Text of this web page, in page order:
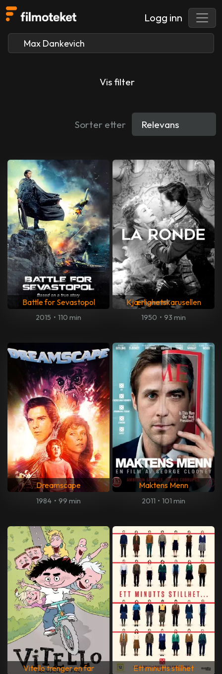
Logg inn
Vis filter
Sorter etter
Battle for Sevastopol
2015 • 110 min
Kjærlighetskarusellen
1950 • 93 min
Dreamscape
1984 • 99 min
Maktens Menn
2011 • 101 min
Vitello trenger en far Ett minutts stillhet